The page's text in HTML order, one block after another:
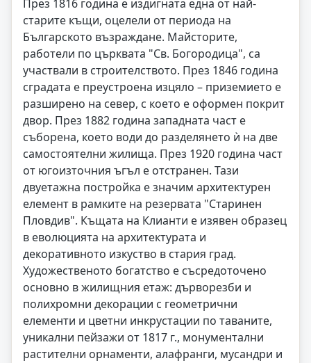
През 1816 година е издигната една от най-
старите къщи, оцелели от периода на
Българското възраждане. Майсторите,
работели по църквата "Св. Богородица", са
участвали в строителството. През 1846 година
сградата е преустроена изцяло – приземието е
разширено на север, с което е оформен покрит
двор. През 1882 година западната част е
съборена, което води до разделянето ѝ на две
самостоятелни жилища. През 1920 година част
от югоизточния ъгъл е отстранен. Тази
двуетажна постройка е значим архитектурен
елемент в рамките на резервата "Старинен
Пловдив". Къщата на Клианти е изявен образец
в еволюцията на архитектурата и
декоративното изкуство в стария град.
Художественото богатство е съсредоточено
основно в жилищния етаж: дърворезби и
полихромни декорации с геометрични
елементи и цветни инкрустации по таваните,
уникални пейзажи от 1817 г., монументални
растителни орнаменти, алафранги, мусандри и